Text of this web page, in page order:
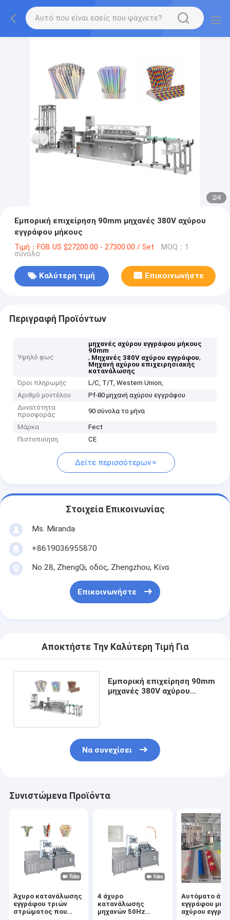
2/4
Εμπορική επιχείρηση 90mm μηχανές 380V αχύρου
εγγράφου μήκους
Τιμή：FOB US $27200.00 - 27300.00 / Set MOQ：1
σύνολο
Καλύτερη τιμή Επικοινωνήστε
Περιγραφή Προϊόντων
Υψηλό φως
μηχανές αχύρου εγγράφου μήκους
90mm
, Μηχανές 380V αχύρου εγγράφου,
Μηχανή αχύρου επιχειρησιακής
κατανάλωσης
Όροι πληρωμής
L/C, T/T, Western Union,
Αριθμό μοντέλου
Pf-80 μηχανή αχύρου εγγράφου
Δυνατότητα
προσφοράς
90 σύνολα το μήνα
Μάρκα
Fect
Πιστοποίηση
CE
Δείτε περισσότερων
Στοιχεία Επικοινωνίας
Ms. Miranda
+8619036955870
Νο 28, ZhengQi, οδός, Zhengzhou, Κίνα
Επικοινωνήστε
Αποκτήστε Την Καλύτερη Τιμή Για
Εμπορική επιχείρηση 90mm
μηχανές 380V αχύρου
Να συνεχίσει
Συνιστώμενα Προϊόντα
Άχυρο κατανάλωσης
εγγράφου τριών
στρώματος που
4 άχυρο
κατανάλωσης
μηχανών 50Hz
Αυτόματο
εγγράφου
αχύρου